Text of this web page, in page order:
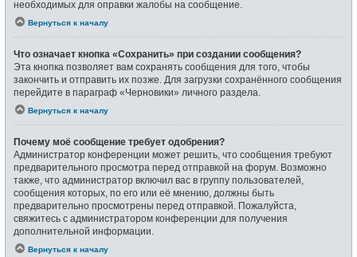
необходимых для оправки жалобы на сообщение.
Вернуться к началу
Что означает кнопка «Сохранить» при создании сообщения?
Эта кнопка позволяет вам сохранять сообщения для того, чтобы
закончить и отправить их позже. Для загрузки сохранённого сообщения
перейдите в параграф «Черновики» личного раздела.
Вернуться к началу
Почему моё сообщение требует одобрения?
Администратор конференции может решить, что сообщения требуют
предварительного просмотра перед отправкой на форум. Возможно
также, что администратор включил вас в группу пользователей,
сообщения которых, по его или её мнению, должны быть
предварительно просмотрены перед отправкой. Пожалуйста,
свяжитесь с администратором конференции для получения
дополнительной информации.
Вернуться к началу